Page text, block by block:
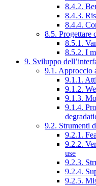
8.4.2.
8.4.3.
8.4.4.
8.5. Progettare
8.5.1.
8.5.2. I
9. Sviluppo
9.1. Approccio
9.1.1.
9.1.2.
9.1.3.
9.1.4.
9.2. Strumenti
9.2.1.
9.2.2.
use
9.2.3.
9.2.4.
9.2.5.